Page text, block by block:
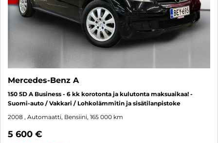
Mercedes-Benz A
150 5D A Business - 6 kk korotonta ja kulutonta maksuaikaa! -
Suomi-auto / Vakkari / Lohkolämmitin ja sisätilanpistoke
2008 , Automaatti, Bensiini, 165 000 km
5 600 €